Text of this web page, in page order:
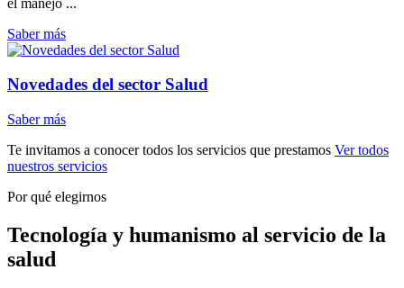
Saber más
Novedades del sector Salud
Saber más
Te invitamos a conocer todos los servicios que prestamos Ver todos
nuestros servicios
Por qué elegirnos
Tecnología y humanismo al servicio de la
salud